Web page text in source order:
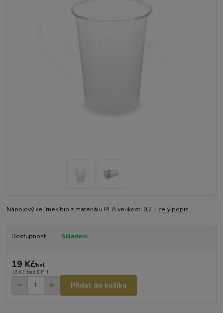
Nápojový kelímek bio z materiálu PLA velikosti 0,2 l celý popis
Dostupnost Skladem
19 Kč/bal.
16 Kč bez DPH
Přidat do košíku